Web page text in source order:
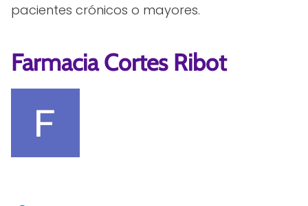
pacientes crónicos o mayores.
Farmacia Cortes Ribot